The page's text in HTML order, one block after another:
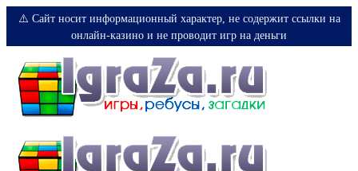
⚠️ Сайт носит информационный характер, не содержит ссылки на
онлайн-казино и не проводит игр на деньги